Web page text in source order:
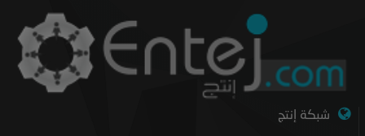
شبكة إنتج